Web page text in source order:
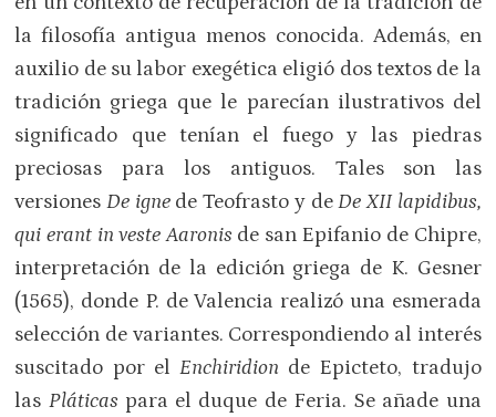
la filosofía antigua menos conocida. Además, en
auxilio de su labor exegética eligió dos textos de la
tradición griega que le parecían ilustrativos del
significado que tenían el fuego y las piedras
preciosas para los antiguos. Tales son las
versionesDe igne de Teofrasto y deDe XII lapidibus,
qui erant in veste Aaronis de san Epifanio de Chipre,
interpretación de la edición griega de K. Gesner
(1565), donde P. de Valencia realizó una esmerada
selección de variantes. Correspondiendo al interés
suscitado por el Enchiridion de Epicteto, tradujo
las Pláticas para el duque de Feria. Se añade una